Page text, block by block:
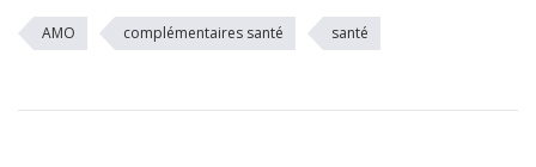
AMO complémentaires santé santé